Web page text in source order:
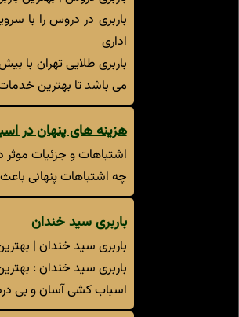
باربری در دروس را با
اداری
می باشد تا بهترین خدمات
هزینه های پنهان در
اشتباهات و جزئیات
چه اشتباهات پنهانی
باربری سید خندان
باربری سید خندان | بهترین
باربری سید خندان :
اسباب کشی آسان و بی